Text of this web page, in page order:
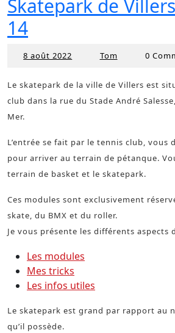
Skatepark de
14
8 août 2022
2022
Tom 0
Le skatepark de la ville de Villers est
club dans la rue du Stade André
Mer.
L’entrée se fait par le tennis club, vous
pour arriver au terrain de pétanque.
terrain de basket et le skatepark.
Ces modules sont exclusivement
skate, du BMX et du roller.
Je vous présente les différents aspects
Les modules
Mes tricks
Les infos utiles
Le skatepark est grand par rapport au
qu’il possède.